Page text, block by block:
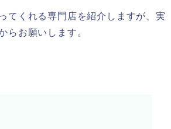
てくれる専門店を紹介しますが、実
らお願いします。